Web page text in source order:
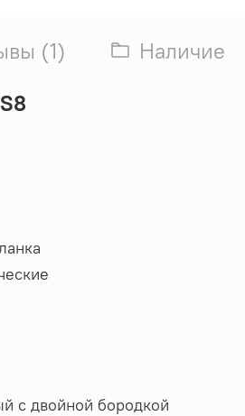
(1)
Наличие
с двойной бородкой